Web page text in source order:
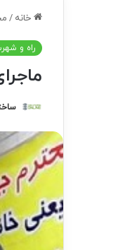
خانه /
راه و